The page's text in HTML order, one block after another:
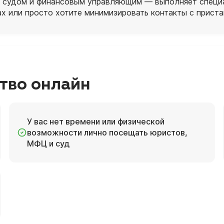
или просто хотите минимизировать контакты с
онлайн
У вас нет времени или физической
возможности лично посещать юристов,
МФЦ и суд